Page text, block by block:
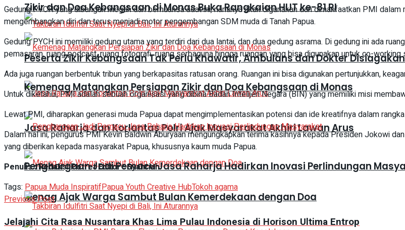
Peserta Zikir Kebangsaan Tak Perlu Khawatir, Ambulans dan Dokter Disiagakan
Jasa Raharja dan Korlantas Polri Ajak Masyarakat Akhiri Lawan Arus
Menag Ajak Warga Sambut Bulan Kemerdekaan dengan Doa
Zikir dan Doa Kebangsaan di Monas Buka Rangkaian HUT ke-81 RI
Kemenag Matangkan Persiapan Zikir dan Doa Kebangsaan di Monas
Penghargaan Jadi Pemacu Jasa Raharja Hadirkan Inovasi Perlindungan
Gedung PYCH yang dibangun megah dan bernuansa adat ini, nantinya akan digunakan dan dimanfaatkan PMI
mengembangkan diri dan terus menjadi motor pengembangan SDM muda di Tanah Papua.
Gedung PYCH ini memiliki gedung utama yang terdiri dari dua lantai, dan dua gedung asrama. Di gedung ini ada
pemasaran, ruang podcast, ruang fotografi, ruang serbaguna hingga ruangan yang bisa digunakan untuk co-working
Ada juga ruangan berbentuk tribun yang berkapasitas ratusan orang. Ruangan ini bisa digunakan pertunjukkan,
Untuk diketahui, PMI adalah sebuah organisasi yang dibina Badan Intelijen Negara (BIN) yang memiliki misi
Lewat PMI, diharapkan generasi muda Papua dapat mengimplementasikan potensi dan ide kreatifnya dalam
Dalam hal ini, pengurus PMI Kevin Baldwin Aburyaan mengungkapkan terima kasihnya kepada Presiden Jokowi
yang diberikan kepada masyarakat Papua, khususnya kaum muda Papua.
Penulis : Redaksi Potret Editor : Syahriah
Tags: Papua Muda InspiratifPapua Youth Creative HubTokoh agama
Previous Post
Jelajahi Cita Rasa Nusantara Khas Lima Pulau Indonesia di Horison Ultima Entrop